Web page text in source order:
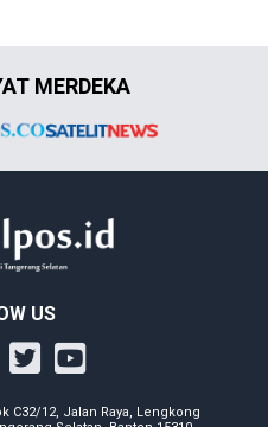
MERDEKA
US
C32/12, Jalan Raya, Lengkong